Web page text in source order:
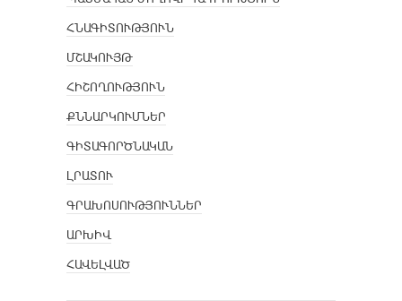
ՀՆԱԳԻՏՈՒԹՅՈՒՆ
ՄՇԱԿՈՒՅԹ
ՀԻՇՈՂՈՒԹՅՈՒՆ
ՔՆՆԱՐԿՈՒՄՆԵՐ
ԳԻՏԱԳՈՐԾՆԱԿԱՆ
ԼՐԱՏՈՒ
ԳՐԱԽՈՍՈՒԹՅՈՒՆՆԵՐ
ԱՐԽԻՎ
ՀԱՎԵԼՎԱԾ